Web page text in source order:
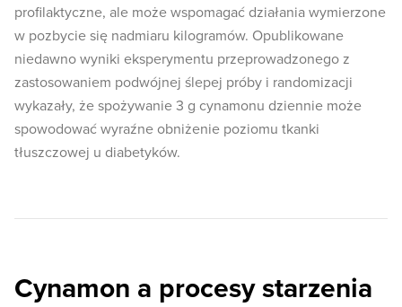
profilaktyczne, ale może wspomagać działania wymierzone
w pozbycie się nadmiaru kilogramów. Opublikowane
niedawno wyniki eksperymentu przeprowadzonego z
zastosowaniem podwójnej ślepej próby i randomizacji
wykazały, że spożywanie 3 g cynamonu dziennie może
spowodować wyraźne obniżenie poziomu tkanki
tłuszczowej u diabetyków.
Cynamon a procesy starzenia